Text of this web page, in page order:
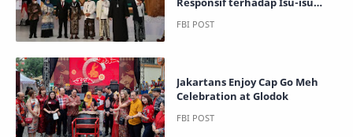
Jakartans Enjoy Cap Go Meh
Celebration at Glodok